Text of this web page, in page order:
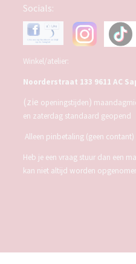
Socials:
Winkel/atelier:
Noorderstraat 133 9611 AC
(zie openingstijden)
en zaterdag standaard geopend
Alleen pinbetaling (geen contant)
Heb je een vraag stuur dan een
kan niet altijd worden